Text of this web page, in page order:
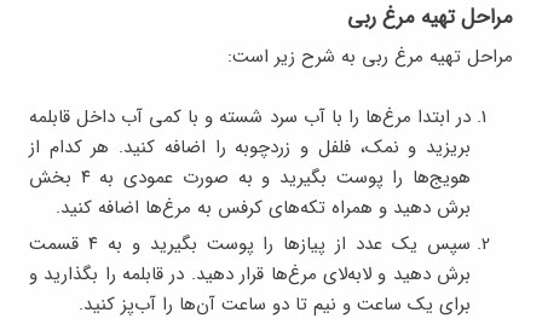
مراحل تهیه مرغ ربی
مراحل تهیه مرغ ربی به شرح زیر است:
در ابتدا مرغ‌ها را با آب سرد شسته و با کمی آب داخل قابلمه
بریزید و نمک، فلفل و زردچوبه را اضافه کنید. هر کدام از
هویج‌ها را پوست بگیرید و به صورت عمودی به ۴ بخش
برش دهید و همراه تکه‌های کرفس به مرغ‌ها اضافه کنید.
سپس یک عدد از پیازها را پوست بگیرید و به ۴ قسمت
برش دهید و لابه‌لای مرغ‌ها قرار دهید. در قابلمه را بگذارید و
برای یک ساعت و نیم تا دو ساعت آن‌ها را آب‌پز کنید.